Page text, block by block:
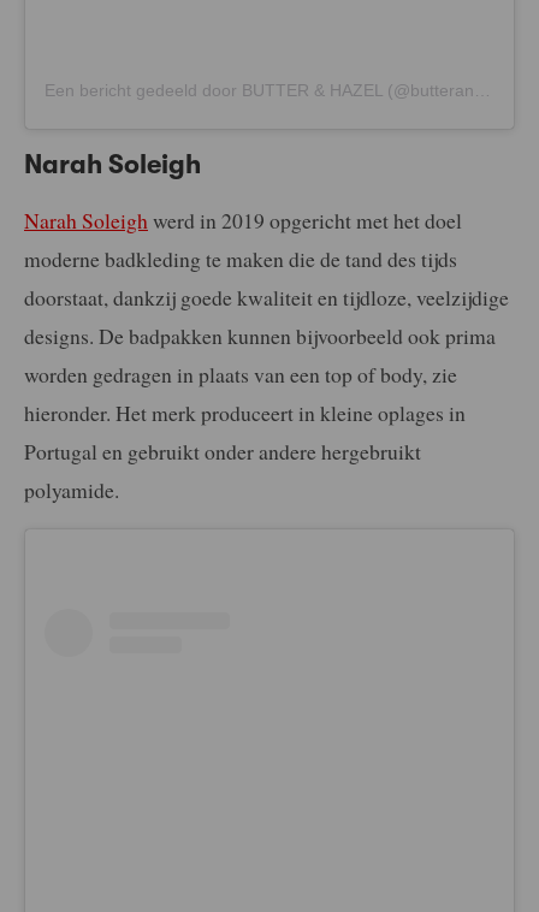
Narah Soleigh
Narah Soleigh werd in 2019 opgericht met het doel
moderne badkleding te maken die de tand des tijds
doorstaat, dankzij goede kwaliteit en tijdloze, veelzijdige
designs. De badpakken kunnen bijvoorbeeld ook prima
worden gedragen in plaats van een top of body, zie
hieronder. Het merk produceert in kleine oplages in
Portugal en gebruikt onder andere hergebruikt
polyamide.